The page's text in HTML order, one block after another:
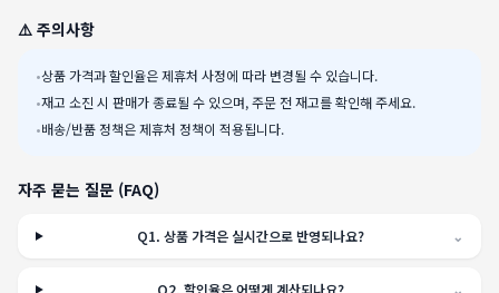
⚠️ 주의사항
•상품 가격과 할인율은 제휴처 사정에 따라 변경될 수 있습니다.
•재고 소진 시 판매가 종료될 수 있으며, 주문 전 재고를 확인해 주세요.
•배송/반품 정책은 제휴처 정책이 적용됩니다.
자주 묻는 질문 (FAQ)
Q1.상품 가격은 실시간으로 반영되나요? ⌄
Q2.할인율은 어떻게 계산되나요? ⌄